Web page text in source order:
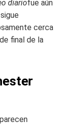
diariofue aún
cerca
final de la